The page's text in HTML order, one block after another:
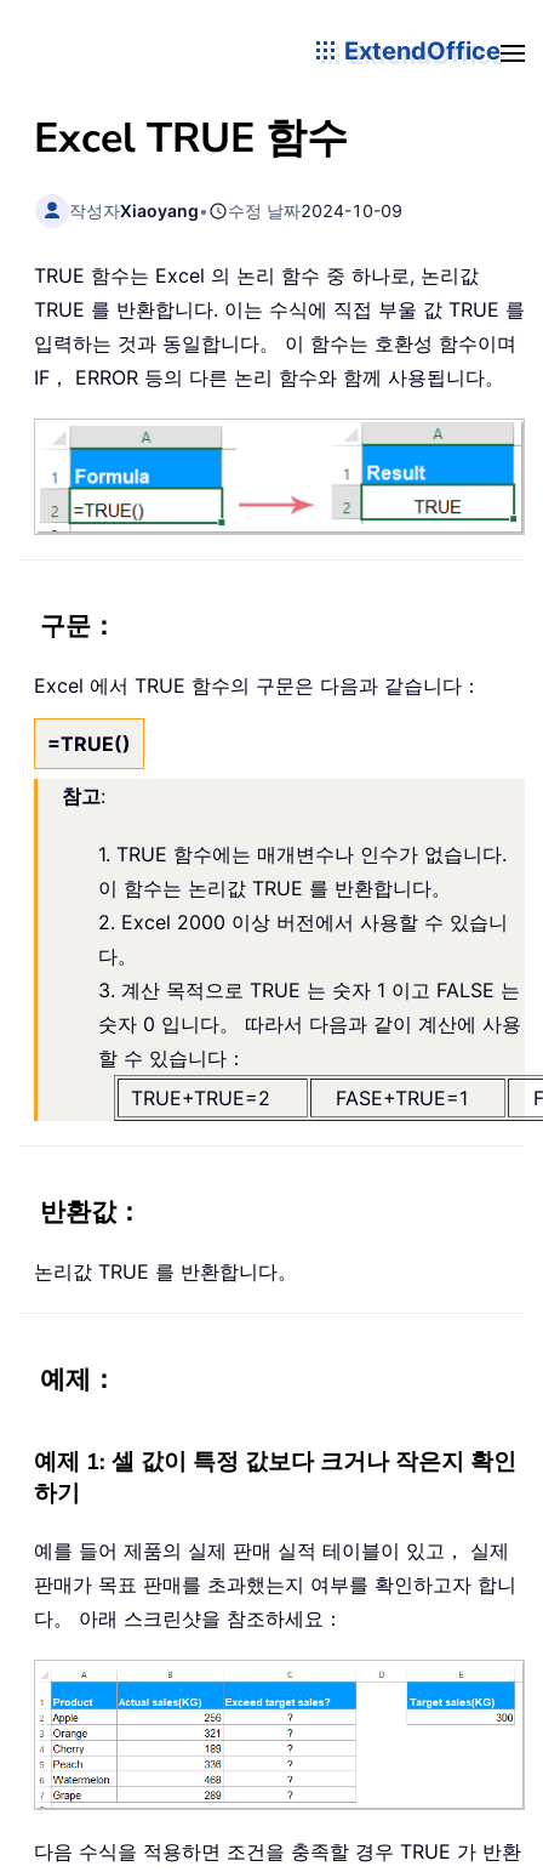
ExtendOffice
ExcelTRUE 함수
작성자Xiaoyang• 수정 날짜2024-10-09
TRUE 함수는 Excel 의 논리 함수 중 하나로, 논리값
TRUE 를 반환합니다. 이는 수식에 직접 부울 값 TRUE 를
입력하는 것과 동일합니다。 이 함수는 호환성 함수이며
IF， ERROR 등의 다른 논리 함수와 함께 사용됩니다。
구문：
Excel 에서 TRUE 함수의 구문은 다음과 같습니다：
=TRUE()
참고:
1. TRUE 함수에는 매개변수나 인수가 없습니다.
이 함수는 논리값 TRUE 를 반환합니다。
2. Excel 2000 이상 버전에서 사용할 수 있습니
다。
3. 계산 목적으로 TRUE 는 숫자 1 이고 FALSE 는
숫자 0 입니다。 따라서 다음과 같이 계산에 사용
할 수 있습니다：
TRUE+TRUE=2
FASE+TRUE=1
반환값：
논리값 TRUE 를 반환합니다。
예제：
예제 1: 셀 값이 특정 값보다 크거나 작은지 확인
하기
예를 들어 제품의 실제 판매 실적 테이블이 있고， 실제
판매가 목표 판매를 초과했는지 여부를 확인하고자 합니
다。 아래 스크린샷을 참조하세요：
다음 수식을 적용하면 조건을 충족할 경우 TRUE 가 반환